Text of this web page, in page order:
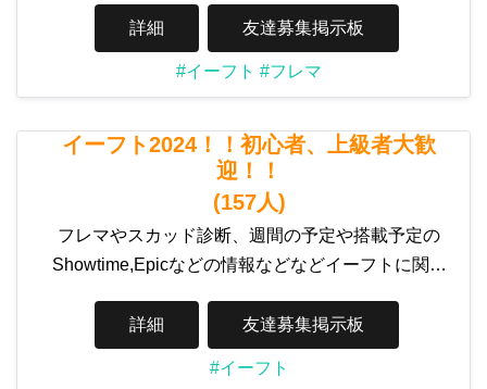
詳細 友達募集掲示板
#イーフト #フレマ
イーフト2024！！初心者、上級者大歓
迎！！
(157人)
フレマやスカッド診断、週間の予定や搭載予定の
Showtime,Epicなどの情報などなどイーフトに関…
詳細 友達募集掲示板
#イーフト